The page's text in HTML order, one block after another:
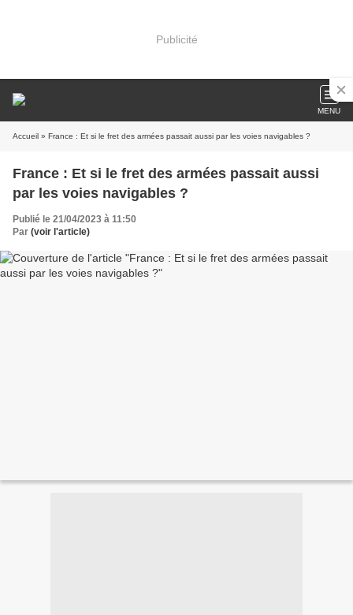
Publicité
MENU
Accueil » France : Et si le fret des armées passait aussi par les voies navigables ?
France : Et si le fret des armées passait aussi
par les voies navigables ?
Publié le 21/04/2023 à 11:50
Par (voir l'article)